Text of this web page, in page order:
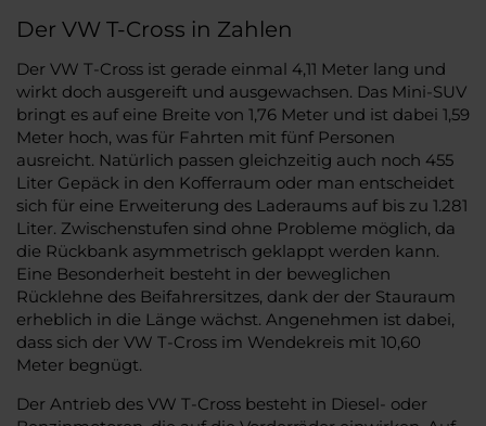
Der VW T-Cross in Zahlen
Der VW T-Cross ist gerade einmal 4,11 Meter lang und
wirkt doch ausgereift und ausgewachsen. Das Mini-SUV
bringt es auf eine Breite von 1,76 Meter und ist dabei 1,59
Meter hoch, was für Fahrten mit fünf Personen
ausreicht. Natürlich passen gleichzeitig auch noch 455
Liter Gepäck in den Kofferraum oder man entscheidet
sich für eine Erweiterung des Laderaums auf bis zu 1.281
Liter. Zwischenstufen sind ohne Probleme möglich, da
die Rückbank asymmetrisch geklappt werden kann.
Eine Besonderheit besteht in der beweglichen
Rücklehne des Beifahrersitzes, dank der der Stauraum
erheblich in die Länge wächst. Angenehmen ist dabei,
dass sich der VW T-Cross im Wendekreis mit 10,60
Meter begnügt.
Der Antrieb des VW T-Cross besteht in Diesel- oder